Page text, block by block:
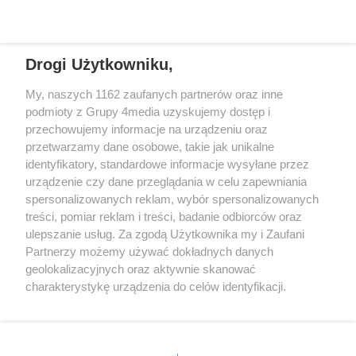
bezpiecznie zakończyć
interwencję.
Społecznego i Centrum Usług
Społecznych podpisały
porozumienie, które ma ułatwić
im wejście w samodzielne, dorosłe
życie.
REKLAMA
Reklama Kontakt
Informacja o Nadawcy
Drogi Użytkowniku,
My, naszych 1162 zaufanych partnerów oraz inne
podmioty z Grupy 4media uzyskujemy dostęp i
przechowujemy informacje na urządzeniu oraz
przetwarzamy dane osobowe, takie jak unikalne
identyfikatory, standardowe informacje wysyłane przez
urządzenie czy dane przeglądania w celu zapewniania
spersonalizowanych reklam, wybór spersonalizowanych
treści, pomiar reklam i treści, badanie odbiorców oraz
ulepszanie usług. Za zgodą Użytkownika my i Zaufani
Partnerzy możemy używać dokładnych danych
geolokalizacyjnych oraz aktywnie skanować
charakterystykę urządzenia do celów identyfikacji.